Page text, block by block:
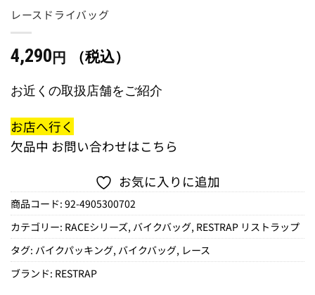
レースドライバッグ
4,290 円 （税込）
お近くの取扱店舗をご紹介
お店へ行く
欠品中 お問い合わせはこちら
お気に入りに追加
商品コード: 92-4905300702
カテゴリー: RACEシリーズ, バイクバッグ, RESTRAP リストラップ
タグ: バイクパッキング, バイクバッグ, レース
ブランド: RESTRAP